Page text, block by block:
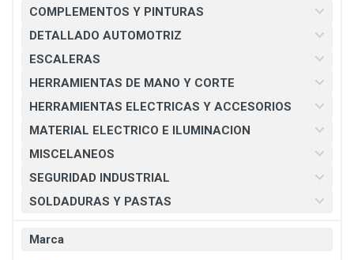
COMPLEMENTOS Y PINTURAS
DETALLADO AUTOMOTRIZ
ESCALERAS
HERRAMIENTAS DE MANO Y CORTE
HERRAMIENTAS ELECTRICAS Y ACCESORIOS
MATERIAL ELECTRICO E ILUMINACION
MISCELANEOS
SEGURIDAD INDUSTRIAL
SOLDADURAS Y PASTAS
Marca